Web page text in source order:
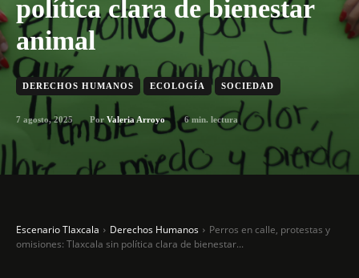
política clara de bienestar
animal
DERECHOS HUMANOS ECOLOGÍA SOCIEDAD
7 agosto, 2025 Por Valeria Arroyo 6min. lectura
Escenario Tlaxcala Derechos Humanos
Perros en calle, protestas y
omisiones: Tlaxcala sin política clara de bienestar...